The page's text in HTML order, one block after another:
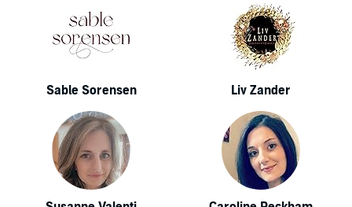
Sable Sorensen Liv Zander